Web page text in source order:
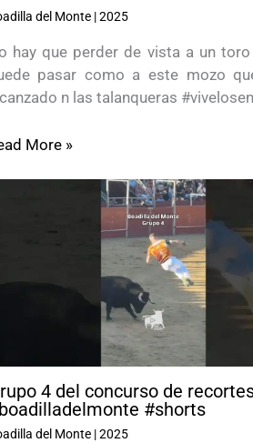
del Monte|2025
hay que perder de vista a un
pasar como a este mozo
n las talanqueras
More »
4 del concurso de
#shorts
del Monte|2025